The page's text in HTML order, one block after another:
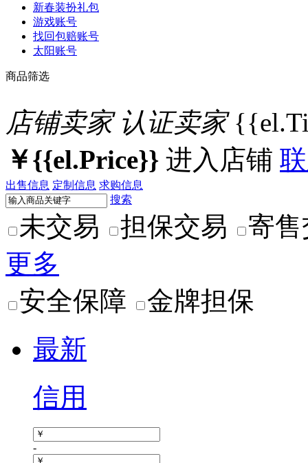
新春装扮礼包
游戏账号
找回包赔账号
太阳账号
商品筛选
店铺卖家 认证卖家
￥{{el.Price}} 进入店铺
出售信息 定制信息 求购信息
搜索
未交易 担保交易
寄
更多
安全保障
金牌担保
最新
信用
-